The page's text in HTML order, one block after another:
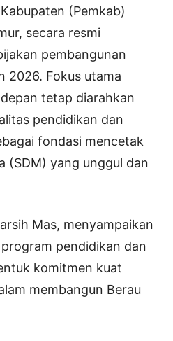
(Pemkab)
secara resmi
pembangunan
2026. Fokus utama
tetap diarahkan
pendidikan dan
fondasi mencetak
(SDM) yang unggul dan
Mas, menyampaikan
pendidikan dan
komitmen kuat
membangun Berau